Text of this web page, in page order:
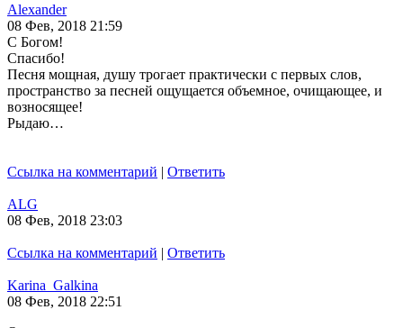
Alexander
08 Фев, 2018 21:59
С Богом!
Спасибо!
Песня мощная, душу трогает практически с первых слов,
пространство за песней ощущается объемное, очищающее, и
возносящее!
Рыдаю…
Ссылка на комментарий | Ответить
ALG
08 Фев, 2018 23:03
Ссылка на комментарий | Ответить
Karina_Galkina
08 Фев, 2018 22:51